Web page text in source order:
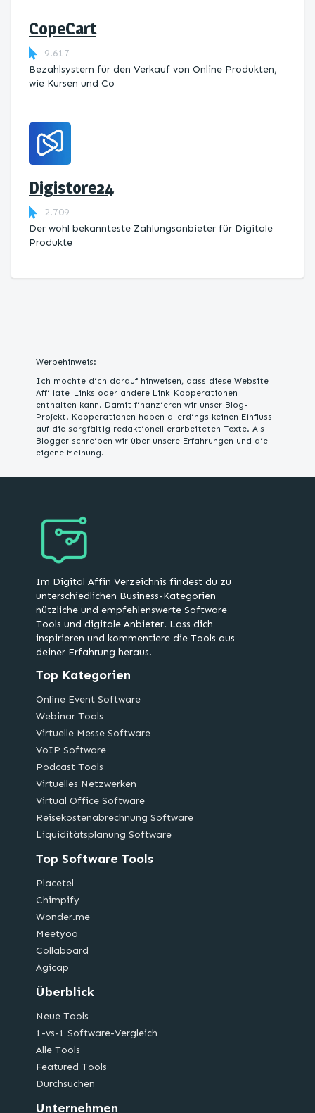
CopeCart
9.617
Bezahlsystem für den Verkauf von Online Produkten,
wie Kursen und Co
Digistore24
2.709
Der wohl bekannteste Zahlungsanbieter für Digitale
Produkte
Werbehinweis:
Ich möchte dich darauf hinweisen, dass diese Website
Affiliate-Links oder andere Link-Kooperationen
enthalten kann. Damit finanzieren wir unser Blog-
Projekt. Kooperationen haben allerdings keinen Einfluss
auf die sorgfältig redaktionell erarbeiteten Texte. Als
Blogger schreiben wir über unsere Erfahrungen und die
eigene Meinung.
Im Digital Affin Verzeichnis findest du zu
unterschiedlichen Business-Kategorien
nützliche und empfehlenswerte Software
Tools und digitale Anbieter. Lass dich
inspirieren und kommentiere die Tools aus
deiner Erfahrung heraus.
Top Kategorien
Online Event Software
Webinar Tools
Virtuelle Messe Software
VoIP Software
Podcast Tools
Virtuelles Netzwerken
Virtual Office Software
Reisekostenabrechnung Software
Liquiditätsplanung Software
Top Software Tools
Placetel
Chimpify
Wonder.me
Meetyoo
Collaboard
Agicap
Überblick
Neue Tools
1-vs-1 Software-Vergleich
Alle Tools
Featured Tools
Durchsuchen
Unternehmen